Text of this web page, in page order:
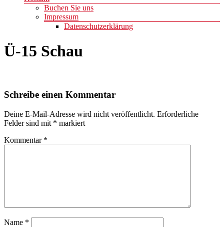
Buchen Sie uns
Impressum
Datenschutzerklärung
Ü-15 Schau
Schreibe einen Kommentar
Deine E-Mail-Adresse wird nicht veröffentlicht. Erforderliche
Felder sind mit * markiert
Kommentar *
Name *